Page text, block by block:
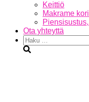
Keittiö
Makrame
Ota yhteyttä
Haku: